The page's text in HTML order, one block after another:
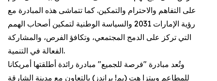
على التفاهم والاحترام والتمكين. كما تتماشى هذه المبادرة مع
رؤية الإمارات 2031 والسياسة الوطنية لتمكين أصحاب الهمم
التي تركز على الدمج المجتمعي، وتكافؤ الفرص، والمشاركة
الفعالة في التنمية.
وتُعد مبادرة "فرصة للجميع" مبادرة رائدة أطلقتها أمريكانا
للمطاعم وبيتزا هت (يم! براندز) بالتعاون مع مدينة الشارقة